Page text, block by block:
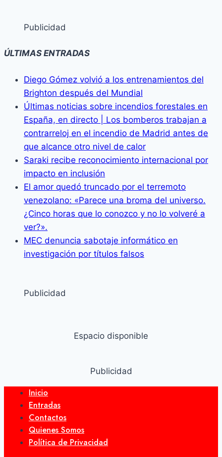
Publicidad
ÚLTIMAS ENTRADAS
Diego Gómez volvió a los entrenamientos del
Brighton después del Mundial
Últimas noticias sobre incendios forestales en
España, en directo | Los bomberos trabajan a
contrarreloj en el incendio de Madrid antes de
que alcance otro nivel de calor
Saraki recibe reconocimiento internacional por
impacto en inclusión
El amor quedó truncado por el terremoto
venezolano: «Parece una broma del universo.
¿Cinco horas que lo conozco y no lo volveré a
ver?».
MEC denuncia sabotaje informático en
investigación por títulos falsos
Publicidad
Espacio disponible
Publicidad
Inicio
Entradas
Contactos
Quienes Somos
Política de Privacidad